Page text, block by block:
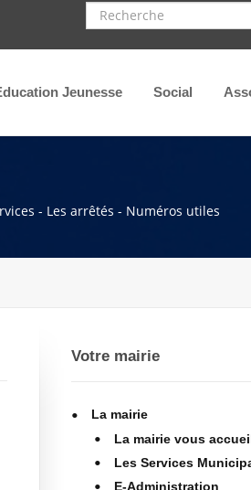
Recherche
Jeunesse Social
- Les arrêtés - Numéros utiles
Votre mairie
La mairie
La mairie vous
Les Services
E-Administration